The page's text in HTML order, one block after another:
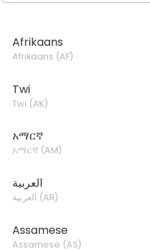
Afrikaans
Afrikaans (AF)
Twi
Twi (AK)
አማርኛ
አማርኛ (AM)
العربية
العربية (AR)
Assamese
Assamese (AS)